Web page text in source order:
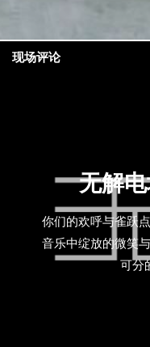
无解
你们的欢呼与雀跃
音乐中绽放的微笑
可分
现场评论